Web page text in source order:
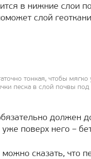
в нижние слои
слой
тонкая, чтобы
песка в слой почвы
должен
поверх него –
сказать, что